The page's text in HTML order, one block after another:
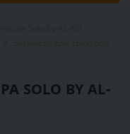
Запчасти для трактора
SOLO BY AL-